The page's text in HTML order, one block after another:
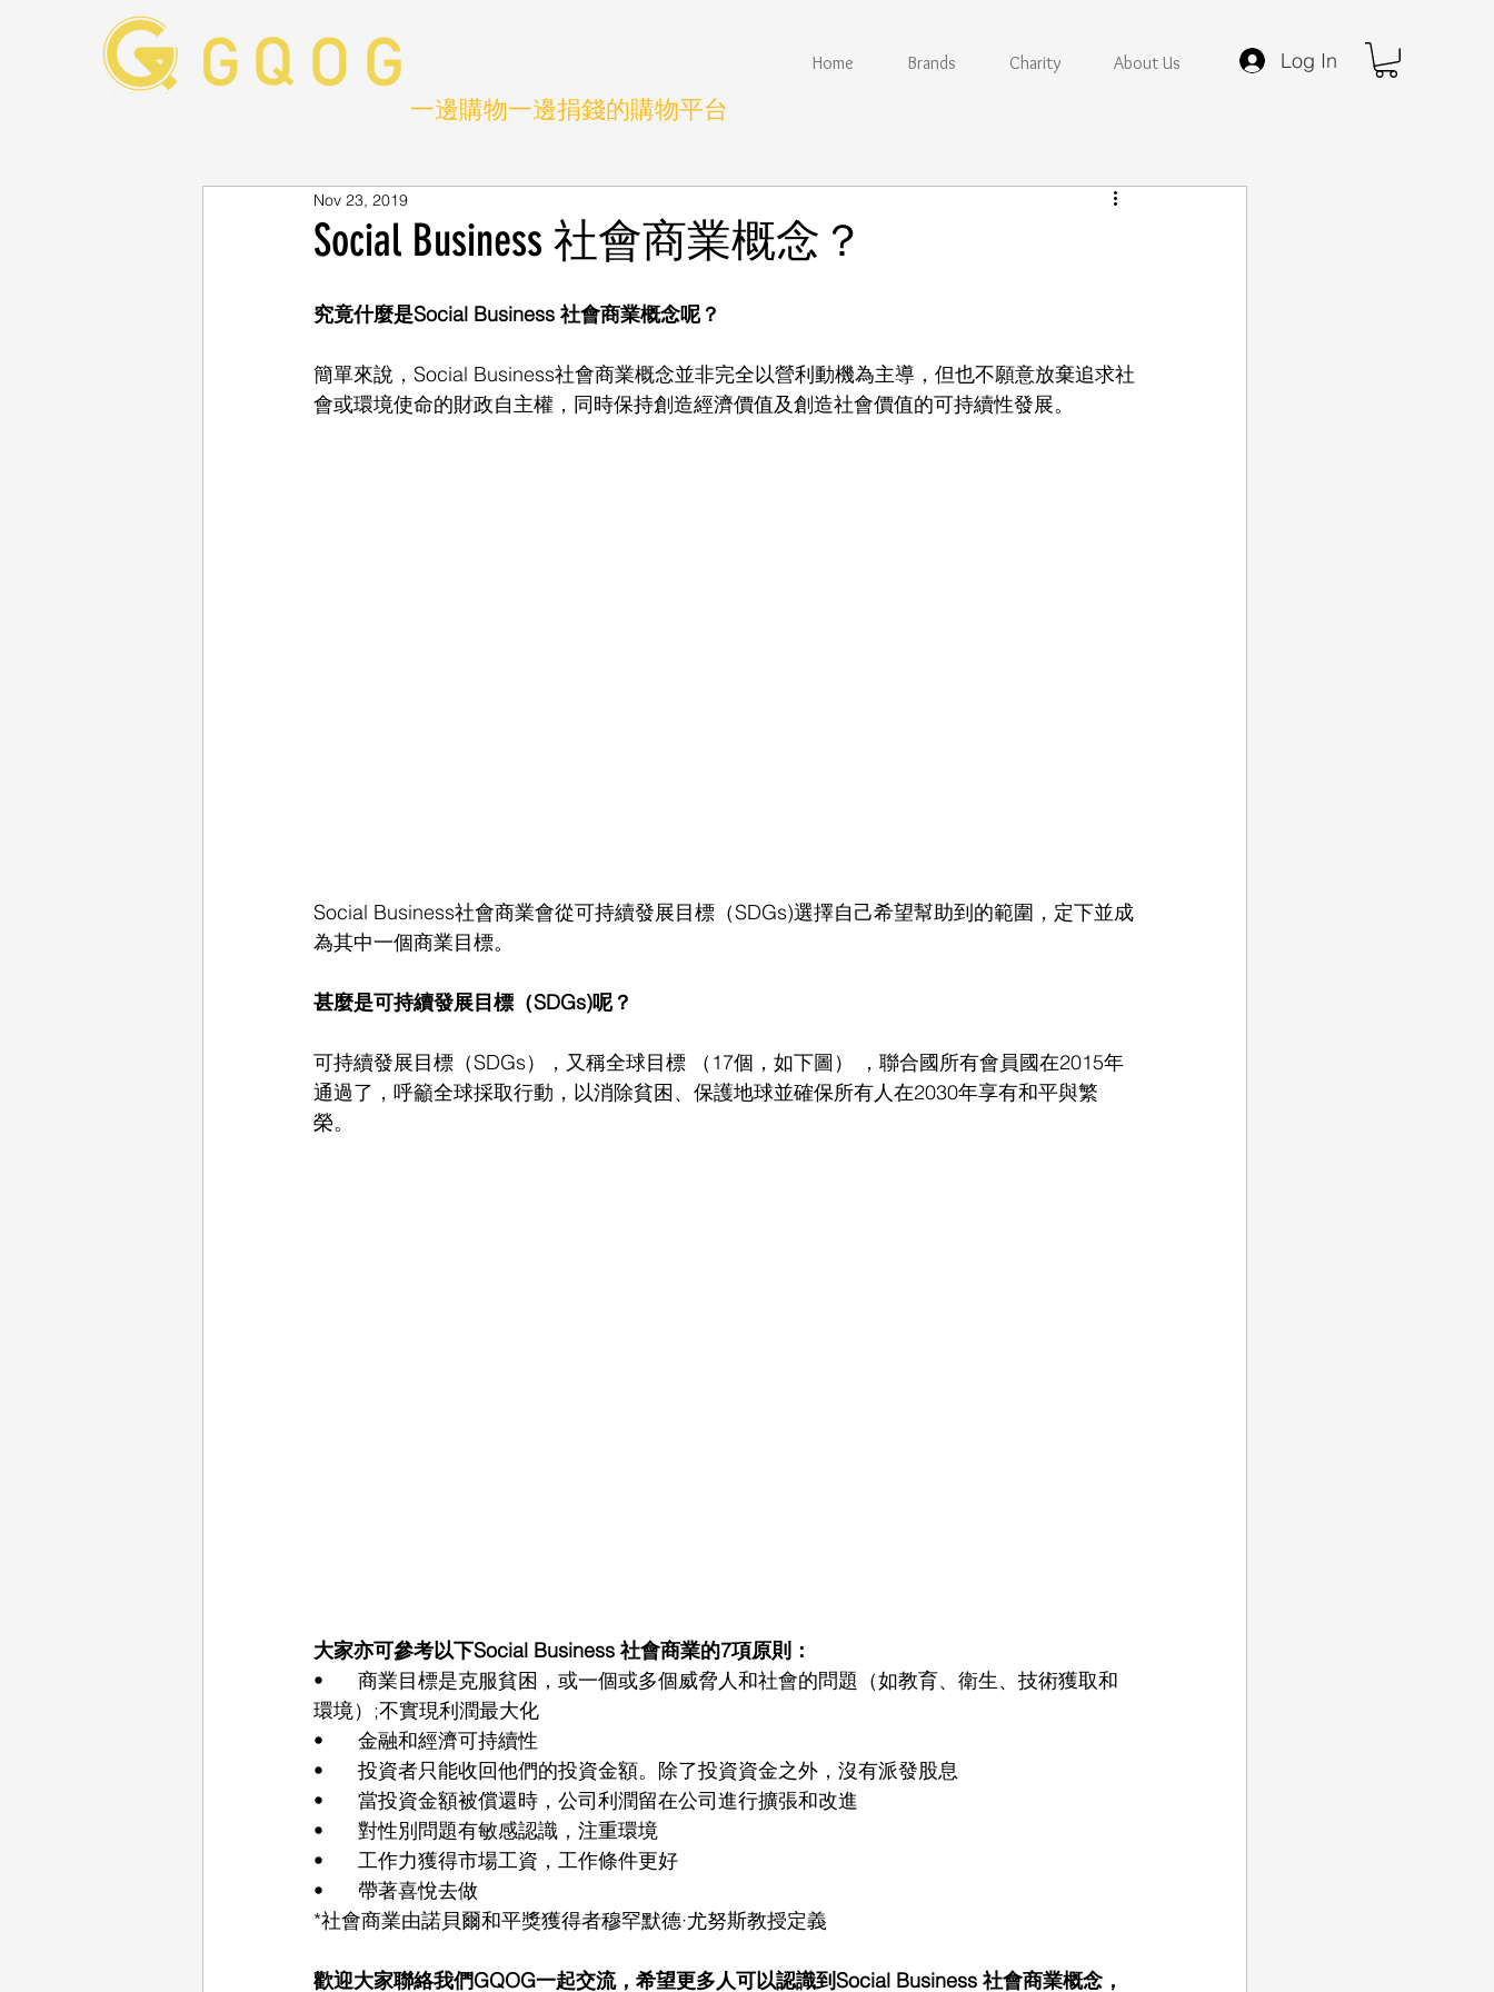
一邊購物一邊捐錢的購物平台
Home Brands Charity About Us Log In
Social Business 社會商業概念？
Nov 23, 2019
究竟什麼是Social Business 社會商業概念呢？
簡單來說，Social Business社會商業概念並非完全以營利動機為主導，但也不願意放棄追求社
會或環境使命的財政自主權，同時保持創造經濟價值及創造社會價值的可持續性發展。
Social Business社會商業會從可持續發展目標（SDGs)選擇自己希望幫助到的範圍，定下並成
為其中一個商業目標。
甚麼是可持續發展目標（SDGs)呢？
可持續發展目標（SDGs），又稱全球目標 （17個，如下圖） ，聯合國所有會員國在2015年
通過了，呼籲全球採取行動，以消除貧困、保護地球並確保所有人在2030年享有和平與繁
榮。
大家亦可參考以下Social Business 社會商業的7項原則：
•	商業目標是克服貧困，或一個或多個威脅人和社會的問題（如教育、衛生、技術獲取和
環境）;不實現利潤最大化
•	金融和經濟可持續性
•	投資者只能收回他們的投資金額。除了投資資金之外，沒有派發股息
•	當投資金額被償還時，公司利潤留在公司進行擴張和改進
•	對性別問題有敏感認識，注重環境
•	工作力獲得市場工資，工作條件更好
•	帶著喜悅去做
*社會商業由諾貝爾和平獎獲得者穆罕默德·尤努斯教授定義
歡迎大家聯絡我們GQOG一起交流，希望更多人可以認識到Social Business 社會商業概念，